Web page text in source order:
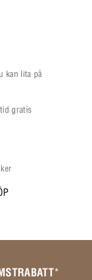
kan lita på
gratis
*